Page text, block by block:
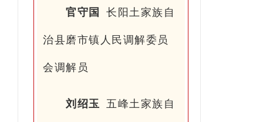
官守国 长阳土家族自
治县磨市镇人民调解委员
会调解员
刘绍玉 五峰土家族自